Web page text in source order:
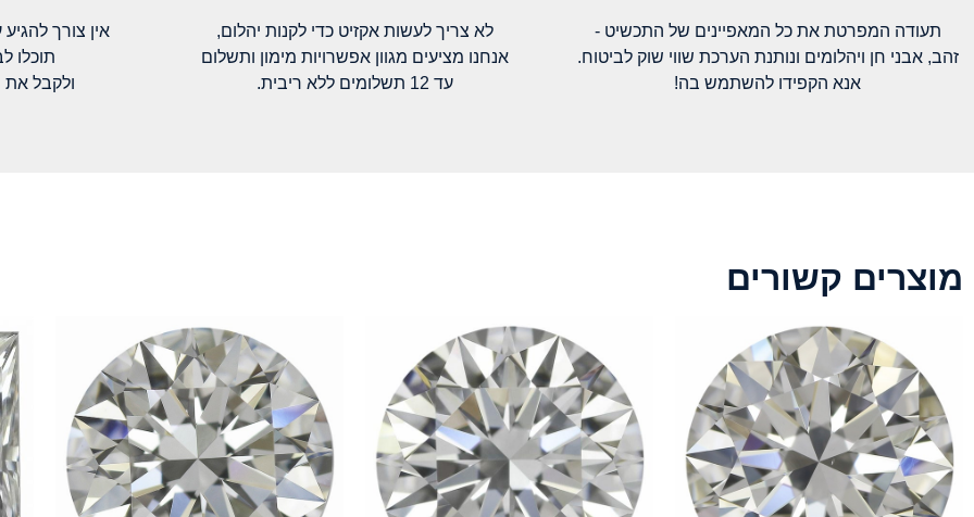
תעודה המפרטת את כל המאפיינים של התכשיט -
זהב, אבני חן ויהלומים ונותנת הערכת שווי שוק לביטוח.
אנא הקפידו להשתמש בה!
לא צריך לעשות אקזיט כדי לקנות יהלום,
אנחנו מציעים מגוון אפשרויות מימון ותשלום
עד 12 תשלומים ללא ריבית.
אין צורך להגיע עד
תוכלו
ולקבל
מוצרים קשורים